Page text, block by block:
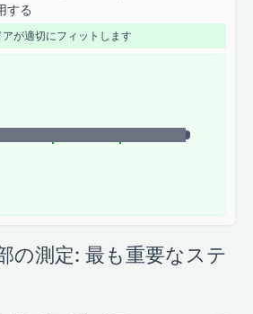
する
が適切にフィットします
の測定: 最も重要なステ